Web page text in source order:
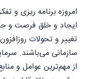
امروزه برنامه ریزی و
ایجاد و خلق فرصت و
تغییر و تحولات
سازمانی می‌باشند.
از مهم‌ترین عوامل و